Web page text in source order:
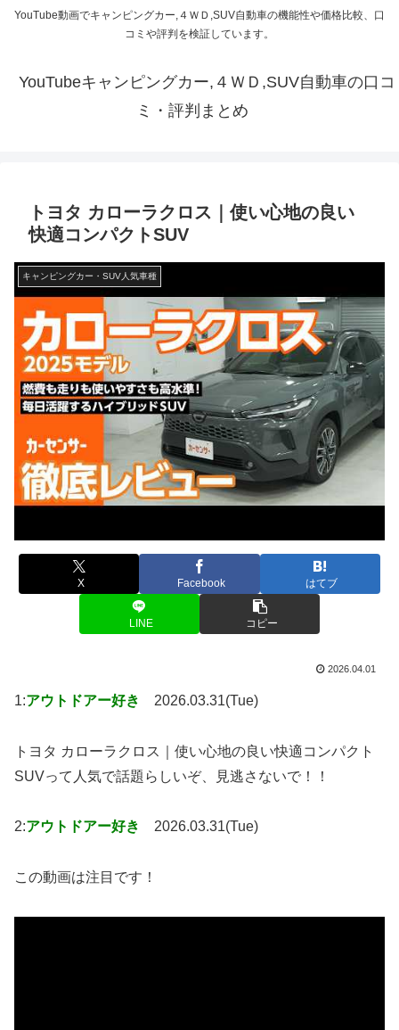
YouTube動画でキャンピングカー,４ＷＤ,SUV自動車の機能性や価格比較、口
コミや評判を検証しています。
YouTubeキャンピングカー,４ＷＤ,SUV自動車の口コ
ミ・評判まとめ
トヨタ カローラクロス｜使い心地の良い
快適コンパクトSUV
キャンピングカー・SUV人気車種
X Facebook はてブ
LINE コピー
2026.04.01
1:アウトドアー好き 2026.03.31(Tue)
トヨタ カローラクロス｜使い心地の良い快適コンパクト
SUVって人気で話題らしいぞ、見逃さないで！！
2:アウトドアー好き 2026.03.31(Tue)
この動画は注目です！